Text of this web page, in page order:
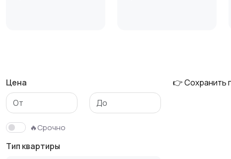
Гаражи и
машиноместа
Цена
🔥Срочно
Тип квартиры
👉 Сохранить